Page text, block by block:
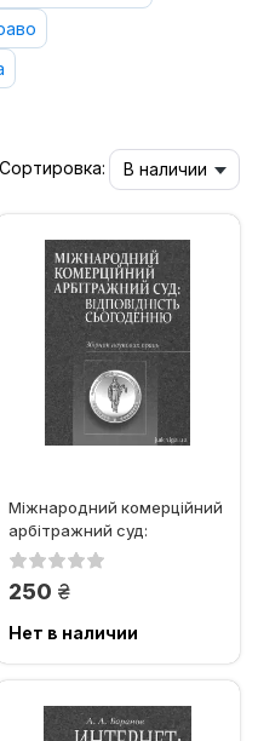
Сортировка: В наличии
Міжнародний комерційний
арбітражний суд:
відповідність сьогоденню
250 грн.
Нет в наличии